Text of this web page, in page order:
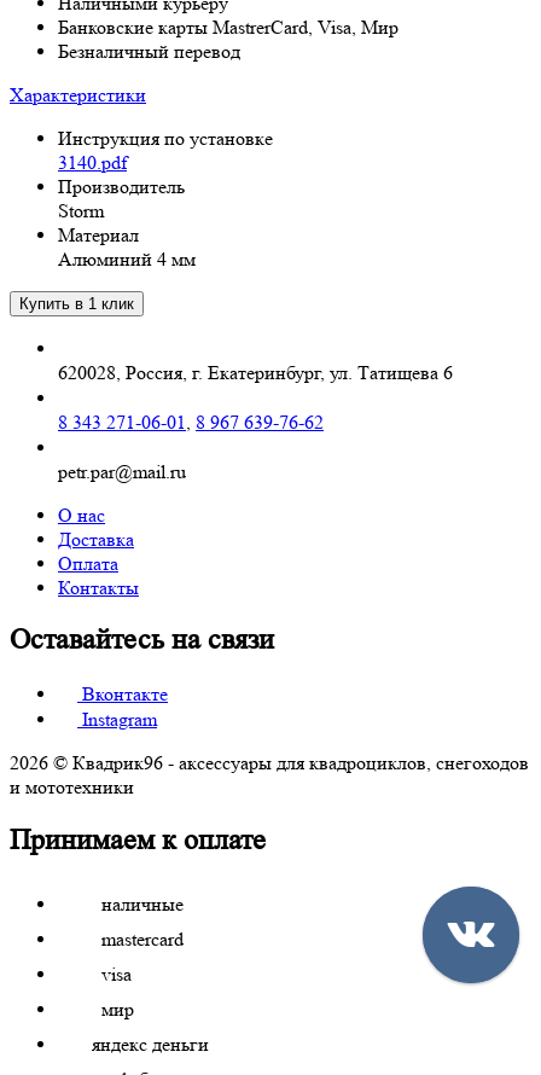
Банковские карты MastrerCard, Visa, Мир
Безналичный перевод
Характеристики
Инструкция по установке
3140.pdf
Производитель
Storm
Материал
Алюминий 4 мм
620028, Россия, г. Екатеринбург, ул. Татищева 6
8 343 271-06-01 8 967 639-76-62
petr.par@mail.ru
О нас
Доставка
Оплата
Контакты
Оставайтесь на связи
Вконтакте
Instagram
2026 © Квадрик96 - аксессуары для квадроциклов, снегоходов
и мототехники
Принимаем к оплате
наличные
mastercard
visa
мир
яндекс деньги